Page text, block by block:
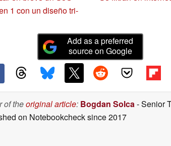
1 con un diseño tri-
Add as a preferred
source on Google
of theoriginal article: Bogdan Solca- Senior
on Notebookchecksince 2017